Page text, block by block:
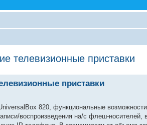
телевизионные приставки
приставки
820, функциональные
воспроизведения на/с флеш-носителей,